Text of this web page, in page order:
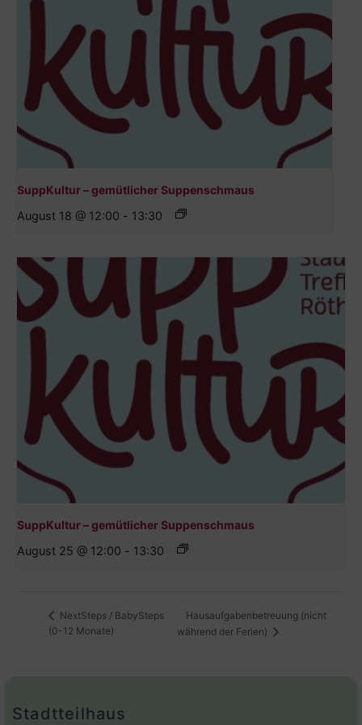
SuppKultur – gemütlicher Suppenschmaus
August 18 @ 12:00 - 13:30
SuppKultur – gemütlicher Suppenschmaus
August 25 @ 12:00 - 13:30
NextSteps / BabySteps
(0-12 Monate)
Hausaufgabenbetreuung (nicht
während der Ferien)
Stadtteilhaus